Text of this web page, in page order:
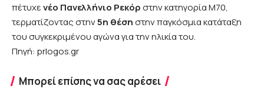
πέτυχενέο Πανελλήνιο Ρεκόρστην κατηγορία M70,
τερματίζοντας στην5η θέσηστην παγκόσμια κατάταξη
του συγκεκριμένου αγώνα για την ηλικία του.
Πηγή: prlogos.gr
Μπορεί επίσης να σας αρέσει